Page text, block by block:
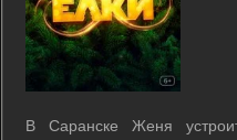
В Саранске Женя